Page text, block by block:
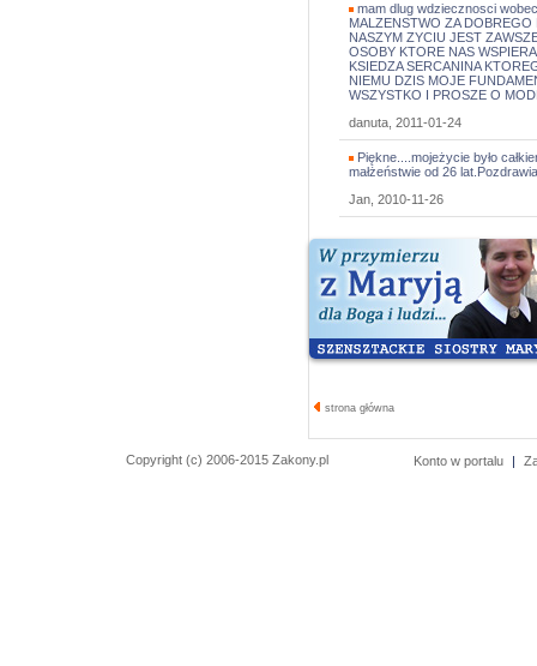
mam dlug wdziecznosci
MALZENSTWO ZA
NASZYM ZYCIU JEST
OSOBY KTORE NAS
KSIEDZA SERCANINA
NIEMU DZIS MOJE
WSZYSTKO I PROSZE O
danuta, 2011-01-24
Piękne....mojeżycie było
małżeństwie od 26
Jan, 2010-11-26
strona główna
Copyright (c) 2006-2015 Zakony.pl Konto w portalu |